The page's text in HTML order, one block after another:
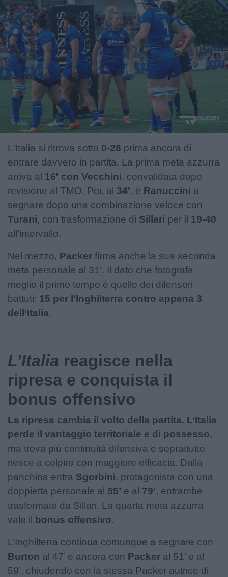
L'Italia si ritrova sotto 0-28 prima ancora di
entrare davvero in partita. La prima meta azzurra
arriva al 16' con Vecchini, convalidata dopo
revisione al TMO. Poi, al 34', è Ranuccini a
segnare dopo una combinazione veloce con
Turani, con trasformazione di Sillari per il 19-40
all’intervallo.
Nel mezzo, Packer firma anche la sua seconda
meta personale al 31’. Il dato che fotografa
meglio il primo tempo è quello dei difensori
battuti: 15 per l’Inghilterra contro appena 3
dell’Italia.
L’Italia reagisce nella
ripresa e conquista il
bonus offensivo
La ripresa cambia il volto della partita. L’Italia
perde il vantaggio territoriale e di possesso,
ma trova più continuità difensiva e soprattutto
riesce a colpire con maggiore efficacia. Dalla
panchina entra Sgorbini, protagonista con una
doppietta personale al 55’ e al 79’, entrambe
trasformate da Sillari. La quarta meta azzurra
vale il
bonus offensivo.
L’Inghilterra continua comunque a segnare con
Burton al 47’ e ancora con Packer al 51’ e al
59’, chiudendo con la stessa Packer autrice di